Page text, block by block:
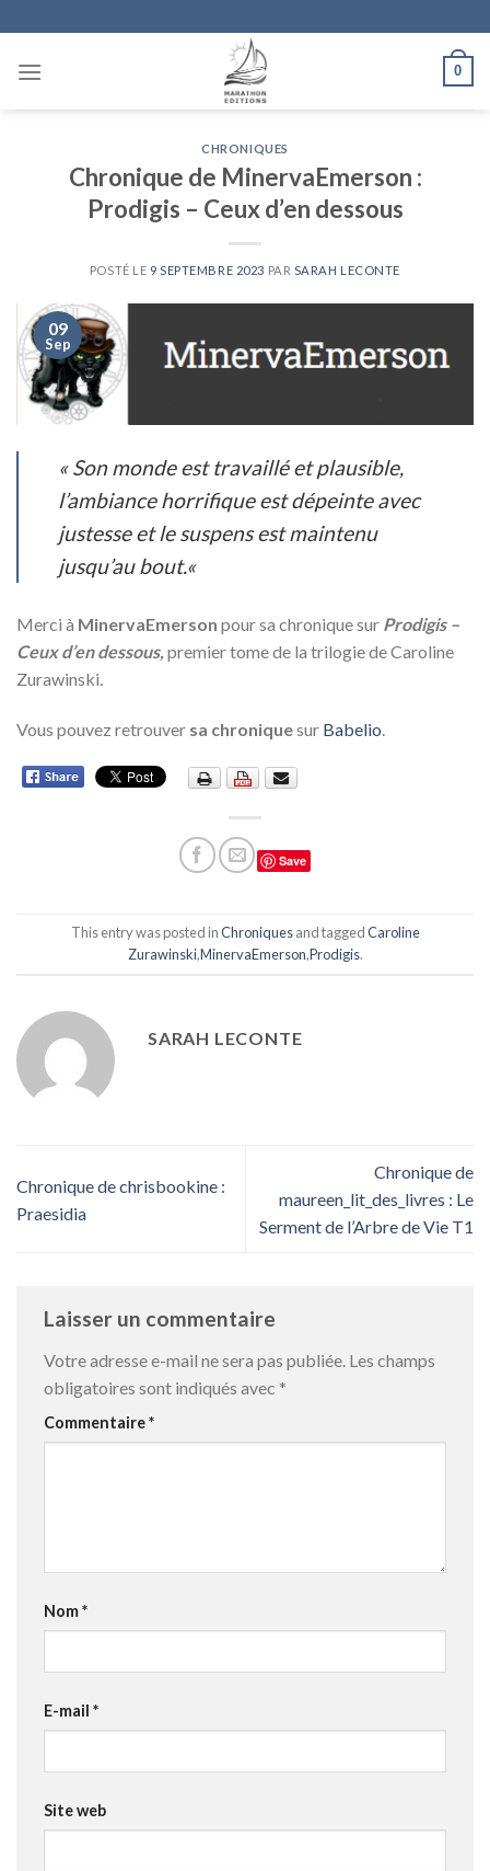
to
content
0
CHRONIQUES
Chronique de MinervaEmerson :
Prodigis – Ceux d’en dessous
POSTÉ LE 9 SEPTEMBRE 2023 PAR SARAH LECONTE
09
Sep
«Son monde est travaillé et plausible,
l’ambiance horrifique est dépeinte avec
justesse et le suspens est maintenu
jusqu’au bout.«
Merci à MinervaEmerson pour sa chronique sur Prodigis –
Ceux d’en dessous,premier tome de la trilogie de Caroline
Zurawinski.
Vous pouvez retrouver sa chroniquesur Babelio
Save
This entry was posted inChroniquesand taggedCaroline
Zurawinski,MinervaEmerson,Prodigis.
SARAH LECONTE
Chronique de chrisbookine :
Praesidia
Chronique de
maureen_lit_des_livres : Le
Serment de l’Arbre de Vie T1
Laisser un commentaire
Votre adresse e-mail ne sera pas publiée. Les champs
obligatoires sont indiqués avec *
Commentaire*
Nom*
E-mail *
Site web